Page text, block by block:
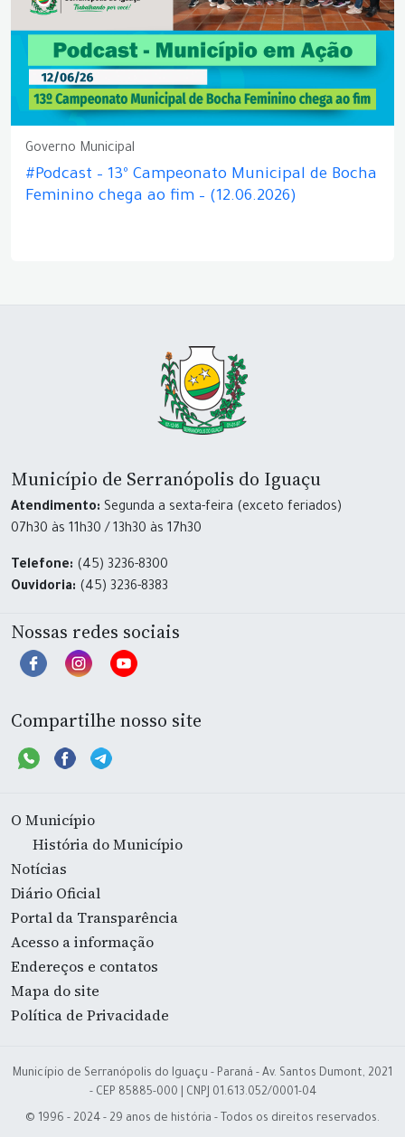
Governo Municipal
#Podcast – 13º Campeonato Municipal de Bocha
Feminino chega ao fim – (12.06.2026)
Município de Serranópolis do Iguaçu
Atendimento: Segunda a sexta-feira (exceto feriados)
07h30 às 11h30 / 13h30 às 17h30
Telefone: (45) 3236-8300
Ouvidoria: (45) 3236-8383
Nossas redes sociais
Compartilhe nosso site
O Município
História do Município
Notícias
Diário Oficial
Portal da Transparência
Acesso a informação
Endereços e contatos
Mapa do site
Política de Privacidade
Município de Serranópolis do Iguaçu - Paraná - Av. Santos Dumont, 2021
- CEP 85885-000 | CNPJ 01.613.052/0001-04
© 1996 - 2024 - 29 anos de história - Todos os direitos reservados.